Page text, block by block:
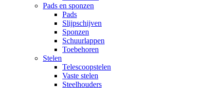
Pads en sponzen
Pads
Slijpschijven
Sponzen
Schuurlappen
Toebehoren
Stelen
Telescoopstelen
Vaste stelen
Steelhouders